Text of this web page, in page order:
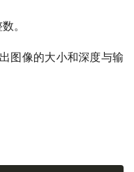
。
图像的大小和深度与输